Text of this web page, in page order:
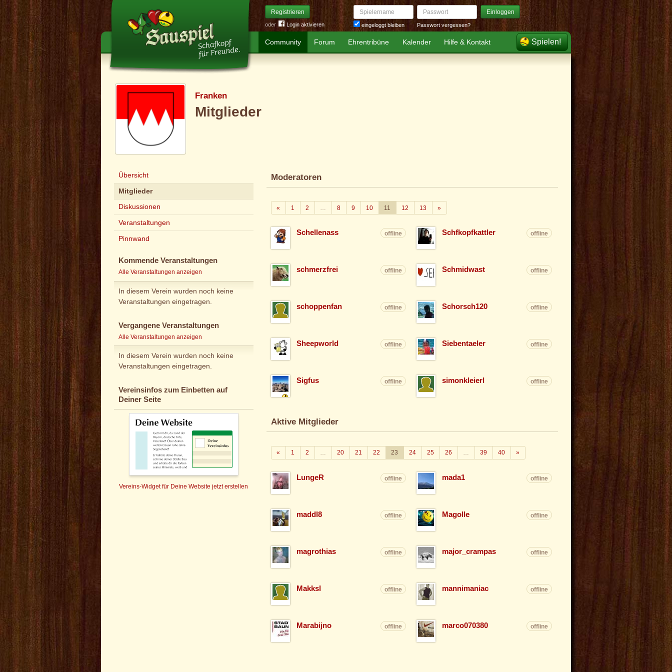
Registrieren
oder Login aktivieren
Spielername
eingeloggt bleiben
Passwort Einloggen
Passwort vergessen?
Community Forum Ehrentribüne Kalender Hilfe & Kontakt Spielen!
Franken
Mitglieder
Übersicht
Mitglieder
Diskussionen
Veranstaltungen
Pinnwand
Kommende Veranstaltungen
Alle Veranstaltungen anzeigen
In diesem Verein wurden noch keine
Veranstaltungen eingetragen.
Vergangene Veranstaltungen
Alle Veranstaltungen anzeigen
In diesem Verein wurden noch keine
Veranstaltungen eingetragen.
Vereinsinfos zum Einbetten auf
Deiner Seite
Vereins-Widget für Deine Website jetzt erstellen
Moderatoren
« Zurück
1 2 8 9 10 11 12 13 »Weiter
Schellenass offline Schfkopfkattler offline
schmerzfrei offline Schmidwast offline
schoppenfan offline Schorsch120 offline
Sheepworld offline Siebentaeler offline
Sigfus offline simonkleierl offline
Aktive Mitglieder
« Zurück
1 2 … 20 21 22 23 24 25 26 … 39 40 »Weiter
LungeR offline mada1 offline
maddl8 offline Magolle offline
magrothias offline major_crampas offline
Makksl offline mannimaniac offline
Marabijno offline marco070380 offline